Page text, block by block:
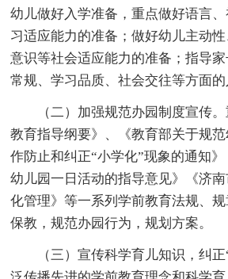
幼儿做好入学准备，重点做好语言
习适应能力的准备；做好幼儿主动
意识等社会适应能力的准备；指导
常规、学习品质、社会交往等方面的
（二）加强规范办园制度宣传
教育指导纲要》、《教育部关于规
作防止和纠正“小学化”现象的通知
幼儿园一日活动的指导意见》《济
化管理》等一系列学前教育法规、
保教，规范办园行为，规划方案。
（三）宣传科学育儿知识，纠